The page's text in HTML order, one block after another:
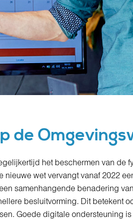
de
het beschermen van de
nieuwe wet vervangt vanaf 2022
samenhangende benadering
besluitvorming. Dit betekent
Goede digitale ondersteuning